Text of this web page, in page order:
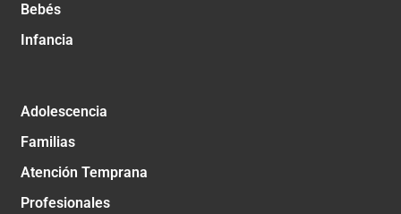
Bebés
Infancia
Adolescencia
Familias
Atención Temprana
Profesionales